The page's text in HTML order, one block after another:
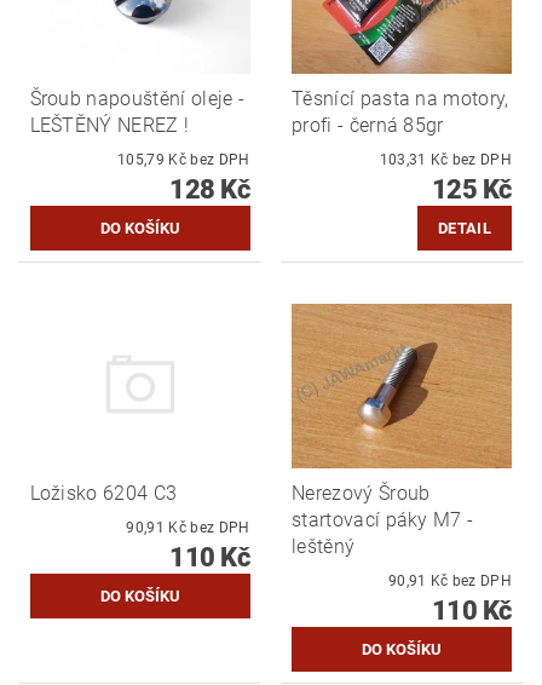
Šroub napouštění oleje -
LEŠTĚNÝ NEREZ !
105,79 Kč bez DPH
128 Kč
Těsnící pasta na motory,
profi - černá 85gr
103,31 Kč bez DPH
125 Kč
DETAIL
Ložisko 6204 C3
90,91 Kč bez DPH
110 Kč
Nerezový Šroub
startovací páky M7 -
leštěný
90,91 Kč bez DPH
110 Kč